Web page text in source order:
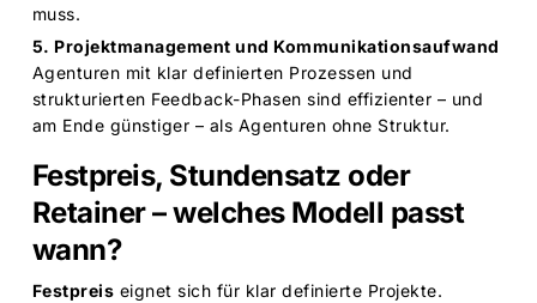
muss.
5. Projektmanagement und Kommunikationsaufwand
Agenturen mit klar definierten Prozessen und
strukturierten Feedback-Phasen sind effizienter – und
am Ende günstiger – als Agenturen ohne Struktur.
Festpreis, Stundensatz oder
Retainer – welches Modell passt
wann?
Festpreis eignet sich für klar definierte Projekte.